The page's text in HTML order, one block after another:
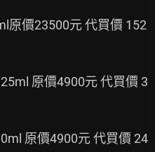
原價23500元 代買價 152
原價4900元 代買價 3
原價4900元 代買價 24